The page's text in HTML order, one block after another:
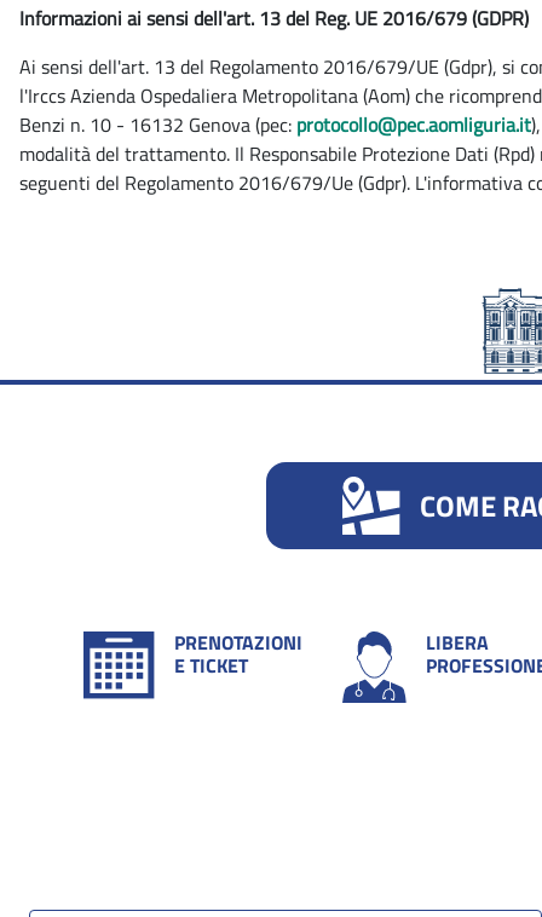
Informazioni ai sensi dell'art. 13 del Reg. UE 2016/679 (GDPR)
Ai sensi dell'art. 13 del Regolamento 2016/679/UE (Gdpr), si
l'Irccs Azienda Ospedaliera Metropolitana (Aom) che
Benzi n. 10 - 16132 Genova (pec: protocollo@pec.aomliguria.it
modalità del trattamento. Il Responsabile Protezione Dati
seguenti del Regolamento 2016/679/Ue (Gdpr). L'informativa
COME
PRENOTAZIONI
E TICKET
LIBERA